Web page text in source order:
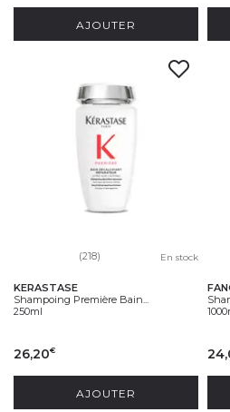
AJOUTER
(218) En stock
KERASTASE
Shampoing Première Bain...
250ml
26,20€
AJOUTER